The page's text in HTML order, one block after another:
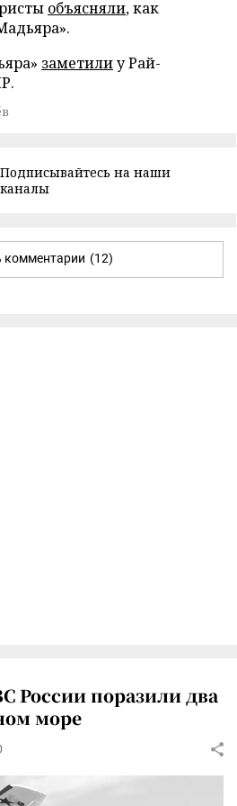
объясняли, как
заметилиу Рай-
Подписывайтесь на наши
каналы
комментарии (12)
России поразили два
море